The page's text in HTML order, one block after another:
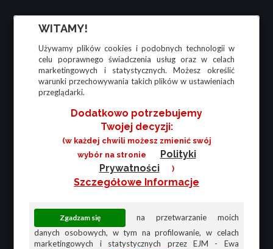
WITAMY!
Używamy plików cookies i podobnych technologii w
celu poprawnego świadczenia usług oraz w celach
marketingowych i statystycznych. Możesz określić
warunki przechowywania takich plików w ustawieniach
przeglądarki.
Dodatkowo potrzebujemy
Twojej decyzji:
(w każdej chwili możesz zmienić swój
wybór na stronie
Polityki
Prywatności
)
Szczegółowe Informacje
na przetwarzanie moich
danych osobowych, w tym na profilowanie, w celach
marketingowych i statystycznych przez EJM - Ewa